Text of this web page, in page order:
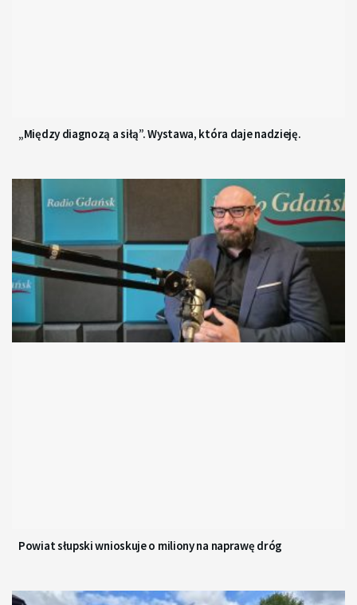
„Między diagnozą a siłą”. Wystawa, która daje nadzieję.
Powiat słupski wnioskuje o miliony na naprawę dróg